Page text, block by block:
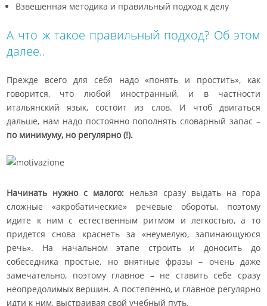
Взвешенная методика и правильный подход к делу
А что ж такое правильный подход? Об этом
далее..
Прежде всего для себя надо «понять и простить», как
говорится, что любой иностранный, и в частности
итальянский язык, состоит из слов. И чтоб двигаться
дальше, нам надо постоянно пополнять словарный запас –
по минимуму, но регулярно (!).
Начинать нужно с малого: нельзя сразу выдать на гора
сложные «акробатические» речевые обороты, поэтому
идите к ним с естественным ритмом и легкостью, а то
придется снова краснеть за «неумелую, запинающуюся
речь». На начальном этапе строить и доносить до
собеседника простые, но внятные фразы – очень даже
замечательно, поэтому главное – не ставить себе сразу
неопредолимых вершин. А постепенно, и главное регулярно
идти к ним, выстраивая свой учебный путь.